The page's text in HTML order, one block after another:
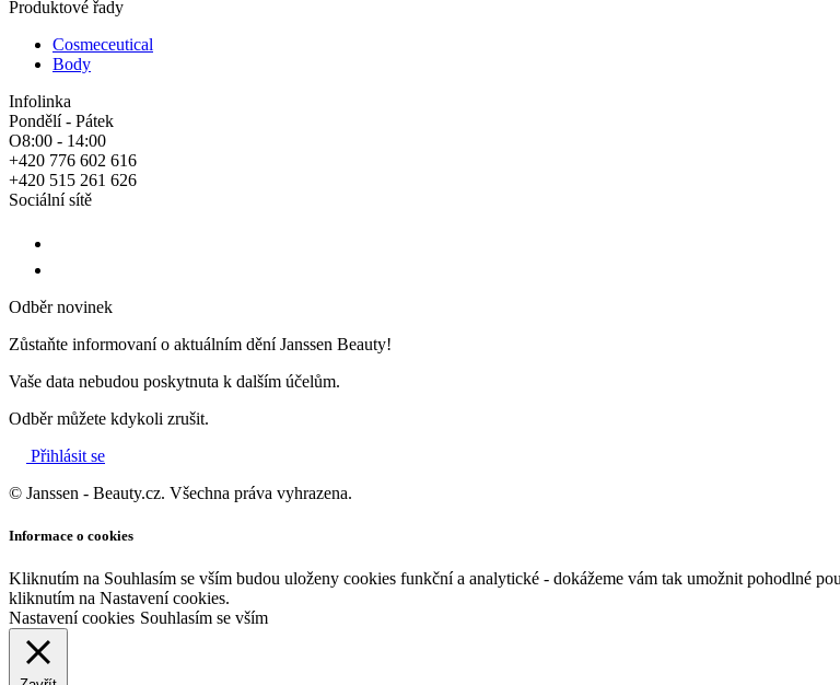
Produktové řady
Cosmeceutical
Body
Infolinka
Pondělí - Pátek
O8:00 - 14:00
+420 776 602 616
+420 515 261 626
Sociální sítě
Odběr novinek
Zůstaňte informovaní o aktuálním dění Janssen Beauty!
Vaše data nebudou poskytnuta k dalším účelům.
Odběr můžete kdykoli zrušit.
Přihlásit se
© Janssen - Beauty.cz. Všechna práva vyhrazena.
Informace o cookies
Kliknutím na Souhlasím se vším budou uloženy cookies funkční a analytické - dokážeme vám tak umožnit pohodlné
kliknutím na Nastavení cookies.
Nastavení cookies Souhlasím se vším